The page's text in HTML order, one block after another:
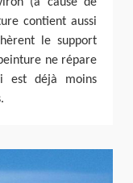
contient aussi
le support
ne répare
est déjà moins